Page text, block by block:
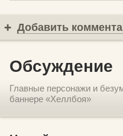
Добавить
Обсуждение
Главные персонажи и
баннере «Хеллбоя»